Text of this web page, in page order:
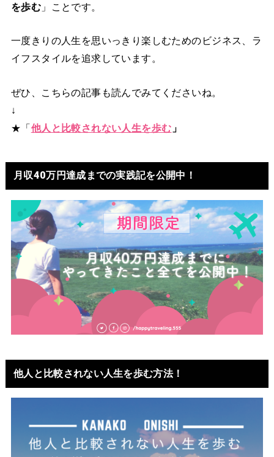
を歩む 」ことです。
一度きりの人生を思いっきり楽しむためのビジネス、ラ
イフスタイルを追求しています。
ぜひ、こちらの記事も読んでみてくださいね。
↓
★「他人と比較されない人生を歩む 」
月収40万円達成までの実践記を公開中！
他人と比較されない人生を歩む方法！